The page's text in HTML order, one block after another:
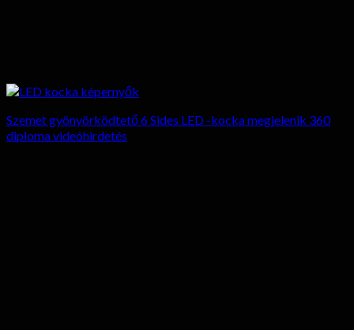
Szemet gyönyörködtető 6 Sides LED -kocka megjelenik 360
diploma videóhirdetés